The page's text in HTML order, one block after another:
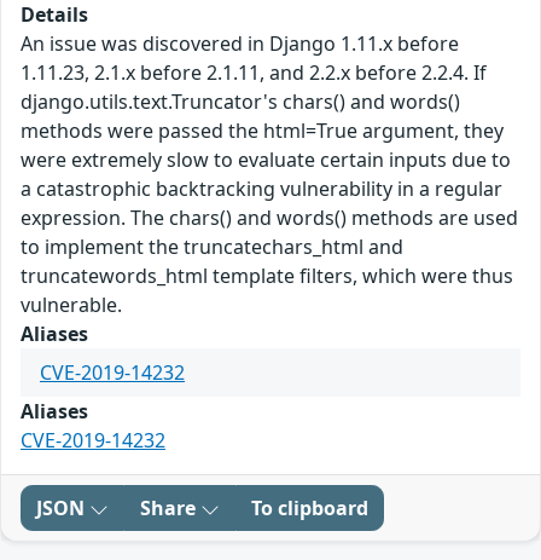
Details
An issue was discovered in Django 1.11.x before
1.11.23, 2.1.x before 2.1.11, and 2.2.x before 2.2.4. If
django.utils.text.Truncator's chars() and words()
methods were passed the html=True argument, they
were extremely slow to evaluate certain inputs due to
a catastrophic backtracking vulnerability in a regular
expression. The chars() and words() methods are used
to implement the truncatechars_html and
truncatewords_html template filters, which were thus
vulnerable.
Aliases
CVE-2019-14232
Aliases
CVE-2019-14232
JSON Share To clipboard